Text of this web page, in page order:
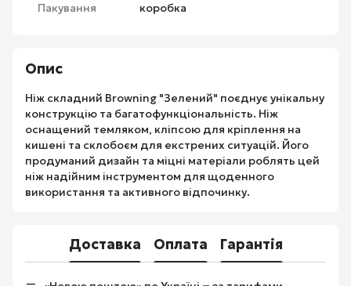
Пакування коробка
Опис
Ніж складний Browning "Зелений" поєднує унікальну
конструкцію та багатофункціональність. Ніж
оснащений темляком, кліпсою для кріплення на
кишені та склобоєм для екстрених ситуацій. Його
продуманий дизайн та міцні матеріали роблять цей
ніж надійним інструментом для щоденного
використання та активного відпочинку.
Доставка Оплата Гарантія